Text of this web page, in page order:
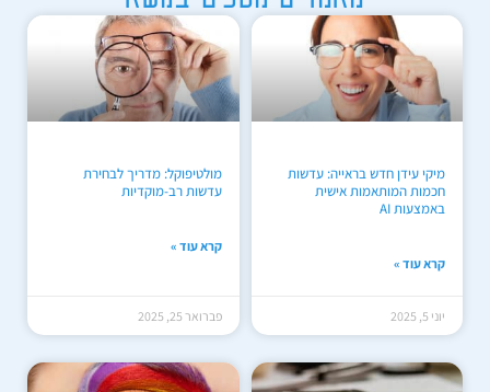
מיקי עידן חדש בראייה: עדשות
חכמות המותאמות אישית
באמצעות AI
קרא עוד »
יוני 5, 2025
מולטיפוקל: מדריך לבחירת
עדשות רב-מוקדיות
קרא עוד »
פברואר 25, 2025